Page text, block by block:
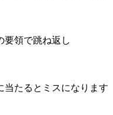
要領で跳ね返し
当たるとミスになります